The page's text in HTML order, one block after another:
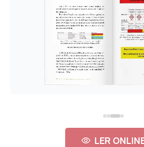
LER